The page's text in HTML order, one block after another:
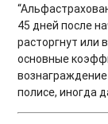
45 дней после
расторгнут или
основные
полисе, иногда